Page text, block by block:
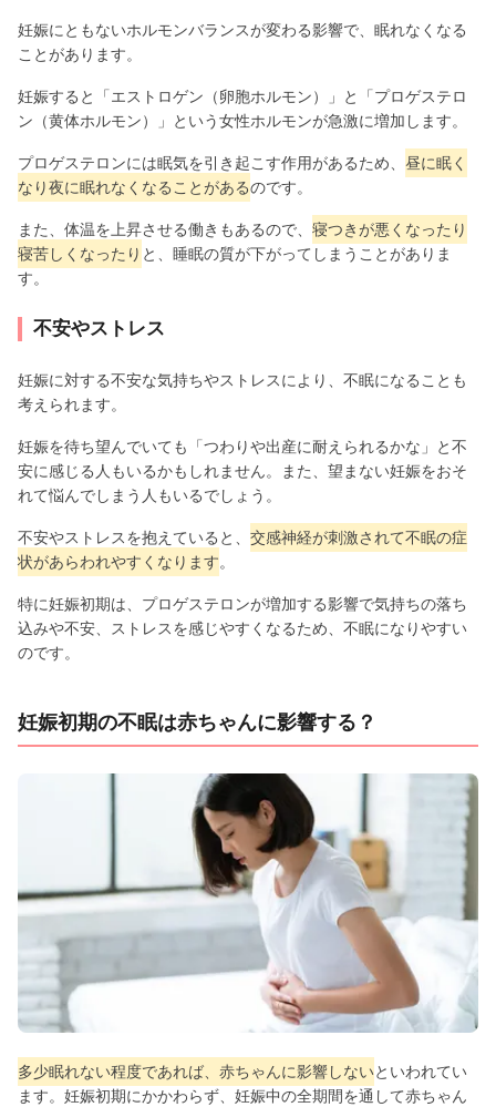
妊娠にともないホルモンバランスが変わる影響で、眠れなくなる
ことがあります。
妊娠すると「エストロゲン（卵胞ホルモン）」と「プロゲステロ
ン（黄体ホルモン）」という女性ホルモンが急激に増加します。
プロゲステロンには眠気を引き起こす作用があるため、 昼に眠く
なり夜に眠れなくなることがあるのです。
また、体温を上昇させる働きもあるので、 寝つきが悪くなったり
寝苦しくなったり と、睡眠の質が下がってしまうことがありま
す。
不安やストレス
妊娠に対する不安な気持ちやストレスにより、不眠になることも
考えられます。
妊娠を待ち望んでいても「つわりや出産に耐えられるかな」と不
安に感じる人もいるかもしれません。また、望まない妊娠をおそ
れて悩んでしまう人もいるでしょう。
不安やストレスを抱えていると、 交感神経が刺激されて不眠の症
状があらわれやすくなります。
特に妊娠初期は、プロゲステロンが増加する影響で気持ちの落ち
込みや不安、ストレスを感じやすくなるため、不眠になりやすい
のです。
妊娠初期の不眠は赤ちゃんに影響する？
多少眠れない程度であれば、赤ちゃんに影響しないといわれてい
ます。妊娠初期にかかわらず、妊娠中の全期間を通して赤ちゃん